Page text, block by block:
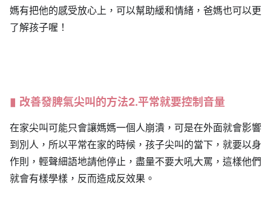
媽有把他的感受放心上，可以幫助緩和情緒，爸媽也可以更
了解孩子喔！
改善發脾氣尖叫的方法2.平常就要控制音量
在家尖叫可能只會讓媽媽一個人崩潰，可是在外面就會影響
到別人，所以平常在家的時候，孩子尖叫的當下，就要以身
作則，輕聲細語地請他停止，盡量不要大吼大罵，這樣他們
就會有樣學樣，反而造成反效果。